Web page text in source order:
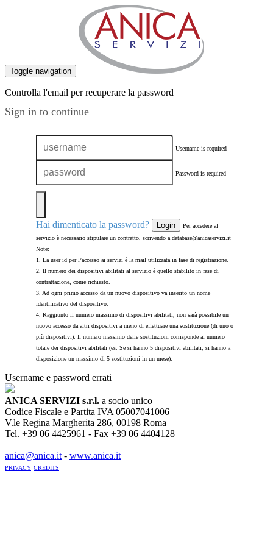
Toggle navigation
Controlla l'email per recuperare la password
Sign in to continue
Username is required
Password is required
Hai dimenticato la password? Login
Per accedere al
servizio è necessario stipulare un contratto, scrivendo a database@anicaservizi.it
Note:
1. La user id per l’accesso ai servizi è la mail utilizzata in fase di registrazione.
2. Il numero dei dispositivi abilitati al servizio è quello stabilito in fase di
contrattazione, come richiesto.
3. Ad ogni primo accesso da un nuovo dispositivo va inserito un nome
identificativo del dispositivo.
4. Raggiunto il numero massimo di dispositivi abilitati, non sarà possibile un
nuovo accesso da altri dispositivi a meno di effettuare una sostituzione (di uno o
più dispositivi). Il numero massimo delle sostituzioni corrisponde al numero
totale dei dispositivi abilitati (es. Se si hanno 5 dispositivi abilitati, si hanno a
disposizione un massimo di 5 sostituzioni in un mese).
Username e password errati
ANICA SERVIZI s.r.l. a socio unico
Codice Fiscale e Partita IVA 05007041006
V.le Regina Margherita 286, 00198 Roma
Tel. +39 06 4425961 - Fax +39 06 4404128
anica@anica.it - www.anica.it
PRIVACY CREDITS